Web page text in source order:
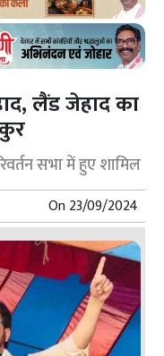
लैंड जेहाद का
सभा में हुए शामिल
On23/09/2024